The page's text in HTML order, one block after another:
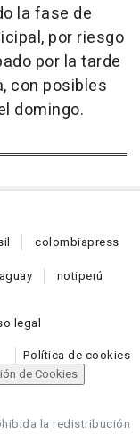
la fase de
por riesgo
por la tarde
con posibles
domingo.
colombiapress
notiperú
legal
Política de cookies
de Cookies
la redistribución